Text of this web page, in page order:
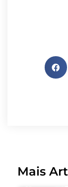
Mais